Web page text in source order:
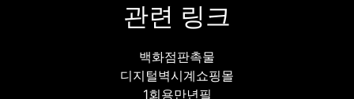
관련 링크
백화점판촉물
디지털벽시계쇼핑몰
1회용만년필